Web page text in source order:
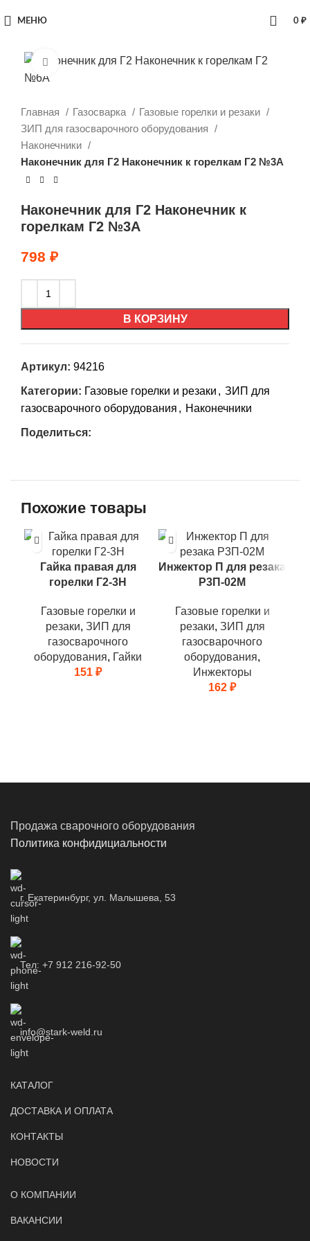
МЕНЮ 0 ₽
Увеличить
Главная Газосварка
Газовые горелки и резаки
ЗИП для газосварочного оборудования
Наконечники
Наконечник для Г2 Наконечник к горелкам Г2 №3А
Наконечник для Г2 Наконечник к
горелкам Г2 №3А
798 ₽
В КОРЗИНУ
Артикул: 94216
Категории: Газовые горелки и резаки , ЗИП для
газосварочного оборудования , Наконечники
Поделиться:
Похожие товары
Гайка правая для
горелки Г2-3Н
Газовые горелки и
резаки, ЗИП для
газосварочного
оборудования, Гайки
151 ₽
Инжектор П для резака
Р3П-02М
Газовые горелки и
резаки, ЗИП для
газосварочного
оборудования,
Инжекторы
162 ₽
Продажа сварочного оборудования
Политика конфидициальности
г. Екатеринбург, ул. Малышева, 53
Тел: +7 912 216-92-50
info@stark-weld.ru
КАТАЛОГ
ДОСТАВКА И ОПЛАТА
КОНТАКТЫ
НОВОСТИ
О КОМПАНИИ
ВАКАНСИИ